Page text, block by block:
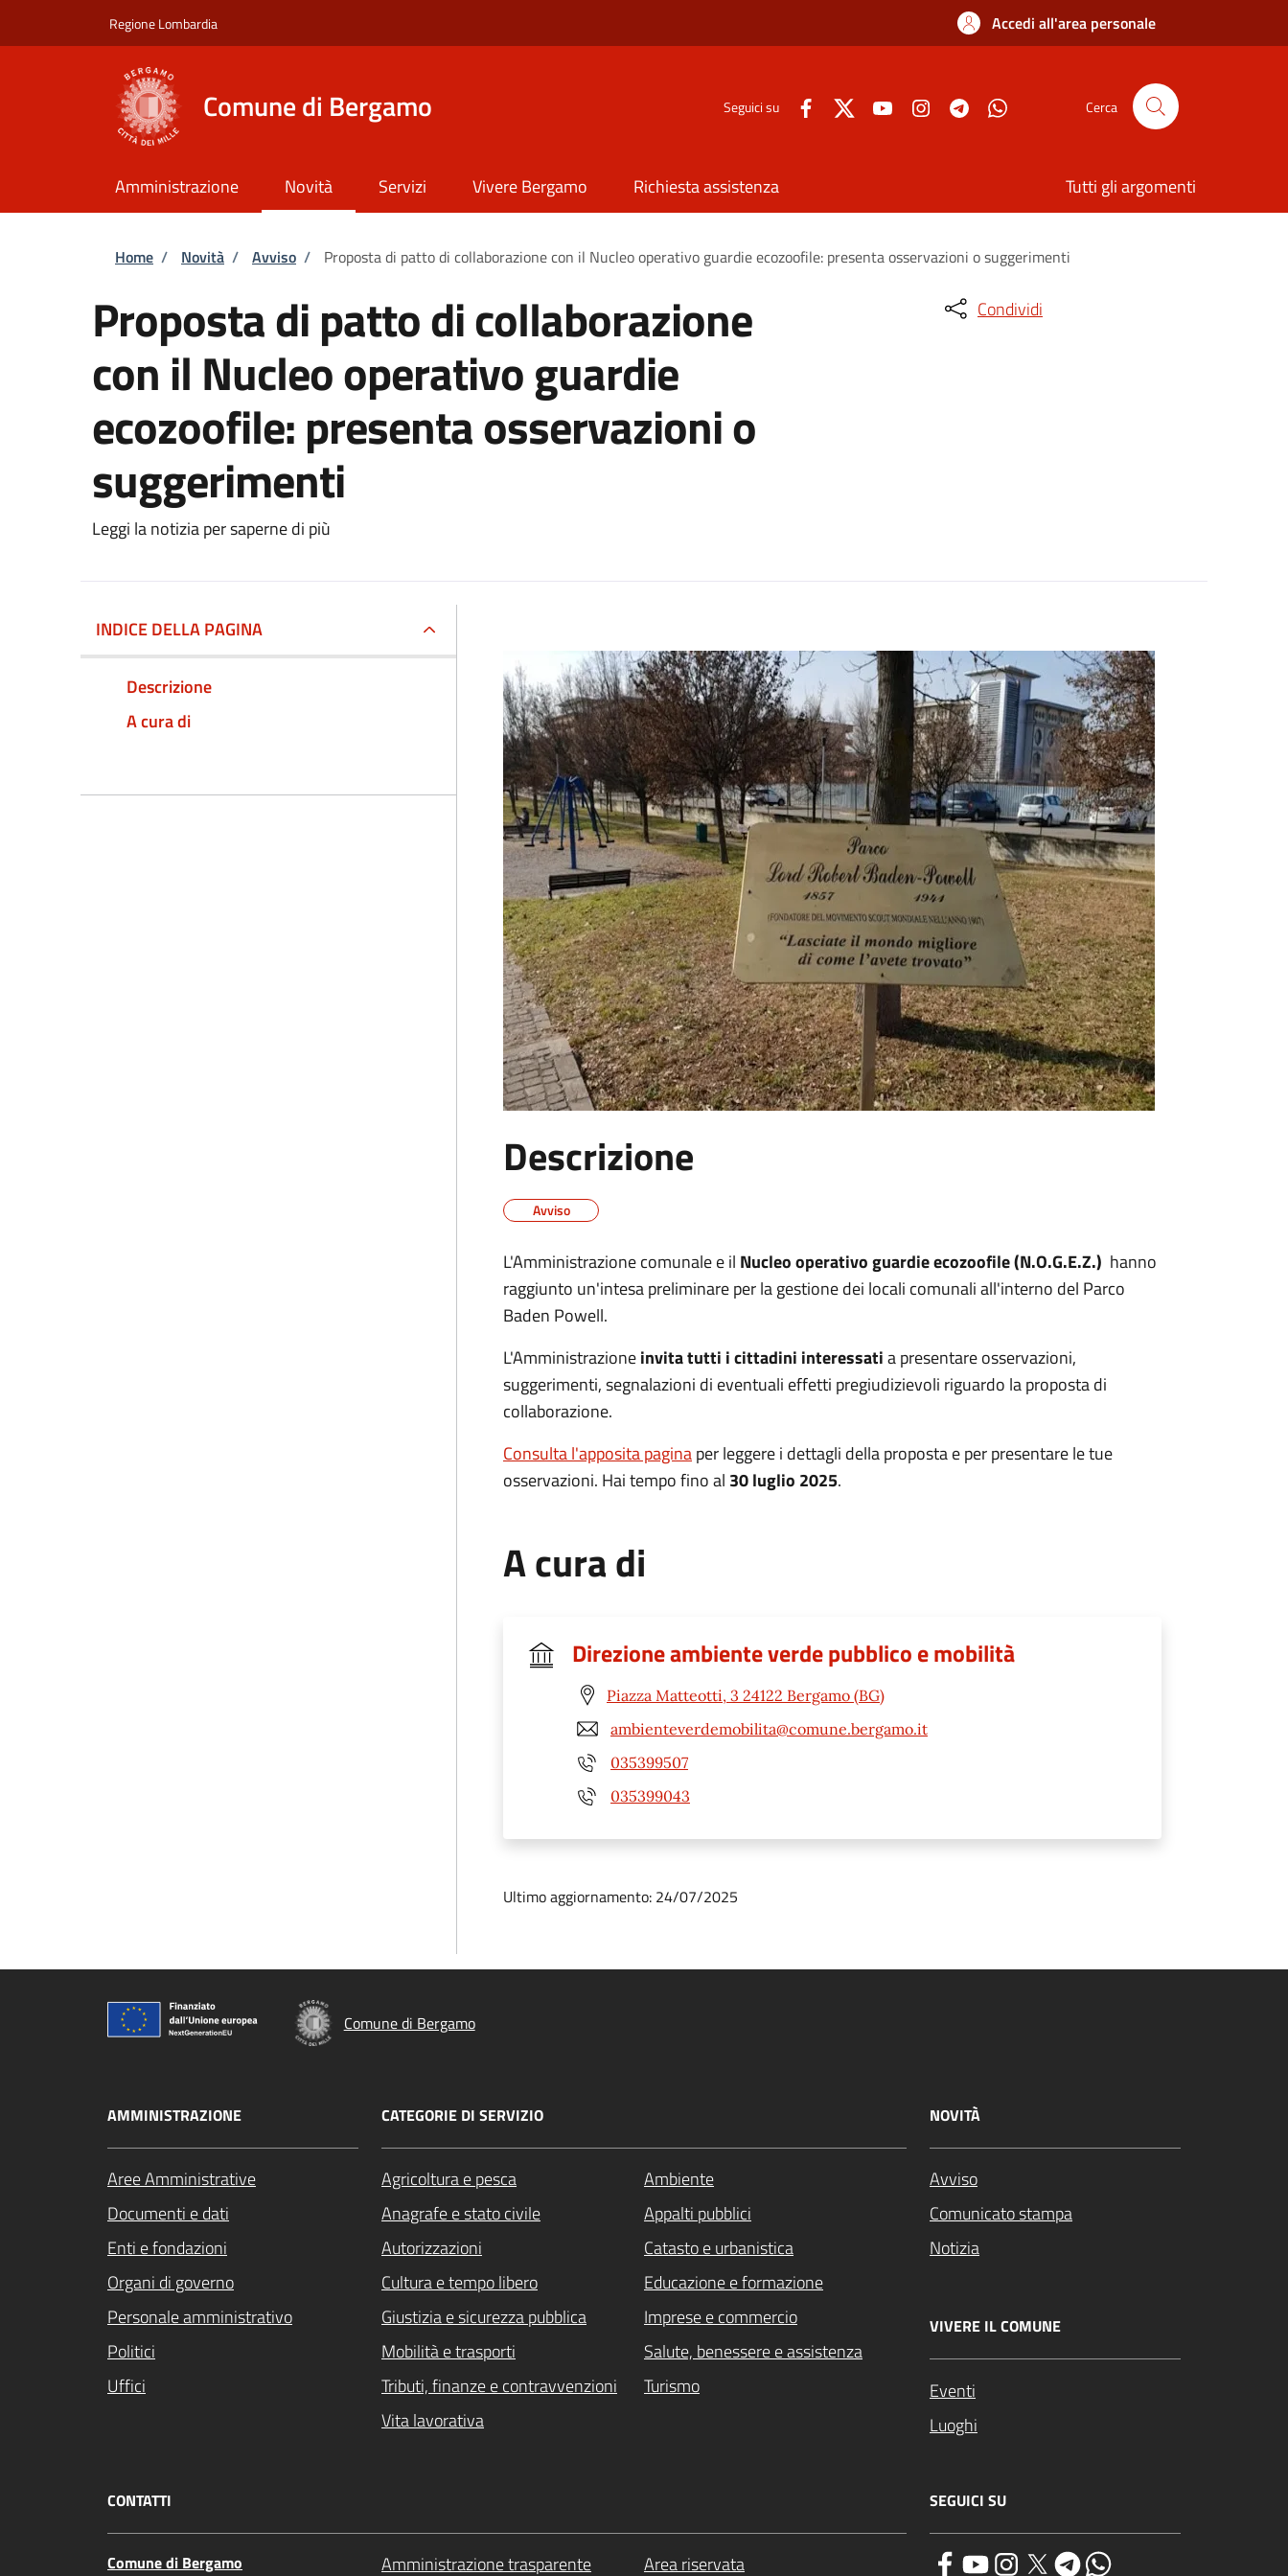
Regione Lombardia Accedi all'area personale
Comune di Bergamo Seguici su Cerca
Amministrazione Novità Servizi Vivere Bergamo Richiesta assistenza Tutti gli argomenti
Briciole di pane
Home / Novità / Avviso / Proposta di patto di collaborazione con il Nucleo operativo guardie ecozoofile: presenta osservazioni o suggerimenti
Proposta di patto di collaborazione
con il Nucleo operativo guardie
ecozoofile: presenta osservazioni o
suggerimenti
Leggi la notizia per saperne di più
Condividi
INDICE DELLA PAGINA
Descrizione
A cura di
Descrizione
Avviso
L'Amministrazione comunale e il Nucleo operativo guardie ecozoofile(N.O.G.E.Z.) hanno
raggiunto un'intesa preliminare per la gestione dei locali comunali all'interno del Parco
Baden Powell.
L'Amministrazioneinvita tutti i cittadini interessatia presentare osservazioni,
suggerimenti, segnalazioni di eventuali effetti pregiudizievoli riguardo la proposta di
collaborazione.
Consulta l'apposita paginaper leggere i dettagli della proposta e per presentare le tue
osservazioni. Hai tempo fino al 30 luglio 2025.
A cura di
Direzione ambiente verde pubblico e mobilità
Piazza Matteotti, 3 24122 Bergamo (BG)
ambienteverdemobilita@comune.bergamo.it
035399507
035399043
Ultimo aggiornamento: 24/07/2025
Comune di Bergamo
AMMINISTRAZIONE
Aree Amministrative
Documenti e dati
Enti e fondazioni
Organi di governo
Personale amministrativo
Politici
Uffici
CATEGORIE DI SERVIZIO
Agricoltura e pesca
Ambiente
Anagrafe e stato civile
Appalti pubblici
Autorizzazioni
Catasto e urbanistica
Cultura e tempo libero
Educazione e formazione
Giustizia e sicurezza pubblica
Imprese e commercio
Mobilità e trasporti
Salute, benessere e assistenza
Tributi, finanze e contravvenzioni
Turismo
Vita lavorativa
NOVITÀ
Avviso
Comunicato stampa
Notizia
VIVERE IL COMUNE
Eventi
Luoghi
CONTATTI
Comune di Bergamo Amministrazione trasparente Area riservata
SEGUICI SU